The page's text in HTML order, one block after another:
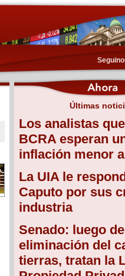
Últimas
Los analistas
BCRA esperan
inflación menor
La UIA le
Caputo por sus
industria
Senado: luego
eliminación del
tierras, tratan la